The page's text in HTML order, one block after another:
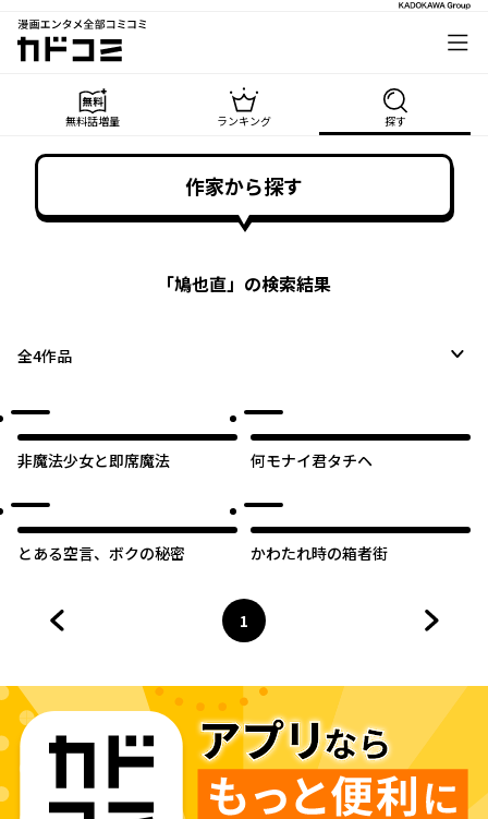
漫画エンタメ全部コミコミ
カドコミ
無料話増量 ランキング 探す
作家から探す
「鳩也直」の検索結果
全4作品
非魔法少女と即席魔法 何モナイ君タチヘ
とある空言、ボクの秘密 かわたれ時の箱者街
ページ
1
へ